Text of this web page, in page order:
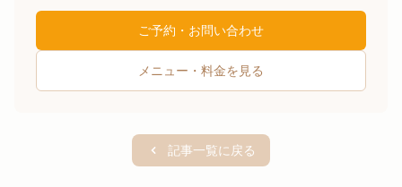
ご予約・お問い合わせ
メニュー・料金を見る
記事一覧に戻る